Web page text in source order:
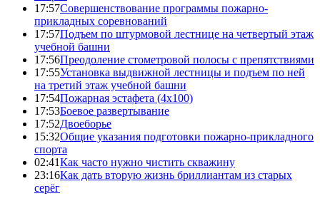
17:57Совершенствование программы пожарно-
прикладных соревнований
17:57Подъем по штурмовой лестнице на четвертый этаж
учебной башни
17:56Преодоление стометровой полосы с препятствиями
17:55Установка выдвижной лестницы и подъем по ней
на третий этаж учебной башни
17:54Пожарная эстафета (4x100)
17:53Боевое развертывание
17:52Двоеборье
15:32Общие указания подготовки пожарно-прикладного
спорта
02:41Как часто нужно чистить скважину
23:16Как дать вторую жизнь бриллиантам из старых
серёг